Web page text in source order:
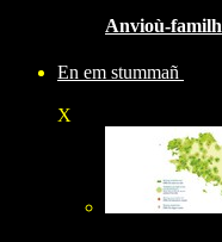
Anvioù-familh
En em stummañ
X